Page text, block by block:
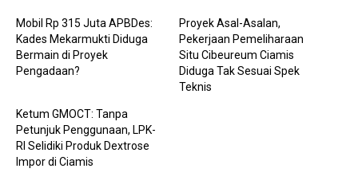
Mobil Rp 315 Juta APBDes:
Kades Mekarmukti Diduga
Bermain di Proyek
Pengadaan?
Proyek Asal-Asalan,
Pekerjaan Pemeliharaan
Situ Cibeureum Ciamis
Diduga Tak Sesuai Spek
Teknis
Ketum GMOCT: Tanpa
Petunjuk Penggunaan, LPK-
RI Selidiki Produk Dextrose
Impor di Ciamis